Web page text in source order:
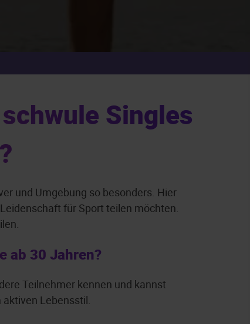
Singles
und Umgebung so besonders. Hier
für Sport teilen möchten.
ab 30 Jahren?
Teilnehmer kennen und kannst
Lebensstil.